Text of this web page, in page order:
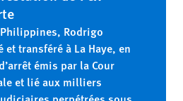
Rodrigo
et transféré à La Haye, en
émis par la Cour
et lié aux milliers